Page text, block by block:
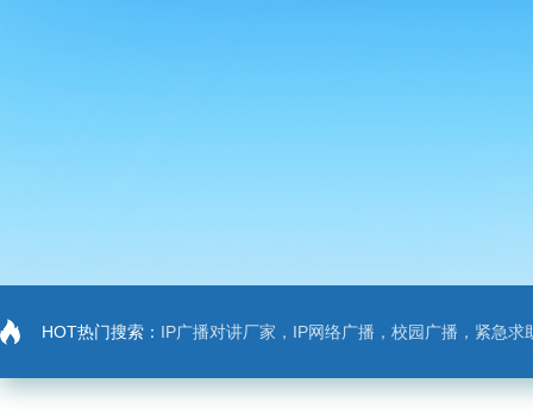
HOT热门搜索： IP广播对讲厂家，IP网络广播，校园广播，紧急求助，IP广播对讲系